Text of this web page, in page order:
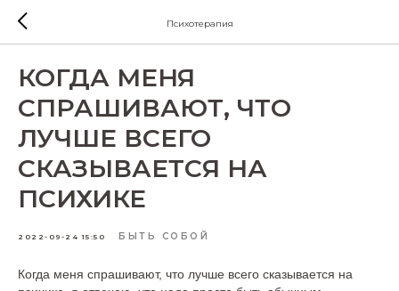
Психотерапия
КОГДА МЕНЯ
СПРАШИВАЮТ, ЧТО
ЛУЧШЕ ВСЕГО
СКАЗЫВАЕТСЯ НА
ПСИХИКЕ
2022-09-24 15:50 БЫТЬ СОБОЙ
Когда меня спрашивают, что лучше всего сказывается на